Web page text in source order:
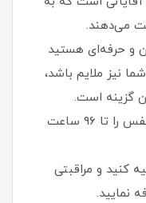
می‌دهند.
و حرفه‌ای هستید
نیز ملایم باشد،
گزینه است.
احساس تازگی، تمیزی و اعتماد به‌ نفس را تا ۹۶ ساعت
کنید و مراقبتی
نمایید.